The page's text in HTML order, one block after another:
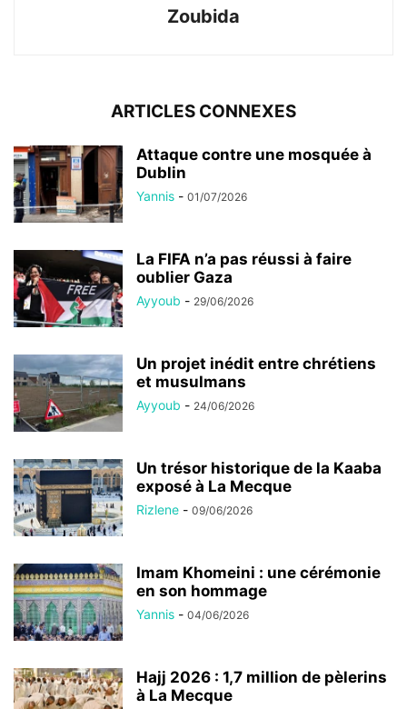
Zoubida
ARTICLES CONNEXES
Attaque contre une mosquée à
Dublin
Yannis - 01/07/2026
La FIFA n’a pas réussi à faire
oublier Gaza
Ayyoub - 29/06/2026
Un projet inédit entre chrétiens
et musulmans
Ayyoub - 24/06/2026
Un trésor historique de la Kaaba
exposé à La Mecque
Rizlene - 09/06/2026
Imam Khomeini : une cérémonie
en son hommage
Yannis - 04/06/2026
Hajj 2026 : 1,7 million de pèlerins
à La Mecque